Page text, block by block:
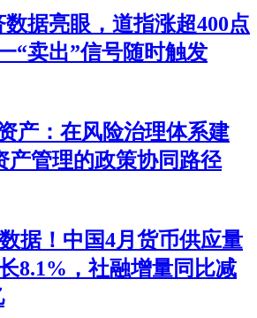
据亮眼，道指涨超400点
“卖出”信号随时触发
产：在风险治理体系建
产管理的政策协同路径
据！中国4月货币供应量
8.1%，社融增量同比减